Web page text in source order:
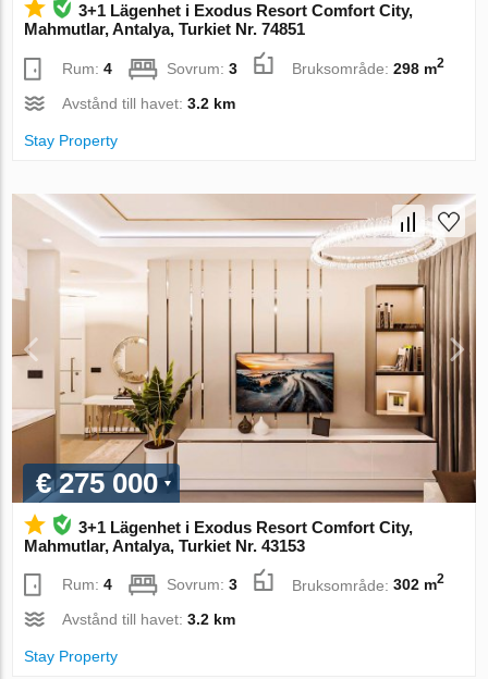
3+1 Lägenhet i Exodus Resort Comfort City,
Mahmutlar, Antalya, Turkiet Nr. 74851
Rum:4 Sovrum:3 Bruksområde:298 m2
Avstånd till havet:3.2 km
Stay Property
€ 275 000
3+1 Lägenhet i Exodus Resort Comfort City,
Mahmutlar, Antalya, Turkiet Nr. 43153
Rum:4 Sovrum:3 Bruksområde:302 m2
Avstånd till havet:3.2 km
Stay Property